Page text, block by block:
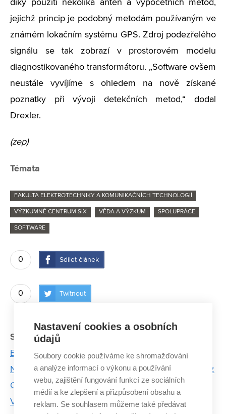
díky použití několika antén a výpočetních metod,
jejichž princip je podobný metodám používaným ve
známém lokačním systému GPS. Zdroj podezřelého
signálu se tak zobrazí v prostorovém modelu
diagnostikovaného transformátoru. „Software ovšem
neustále vyvíjíme s ohledem na nově získané
poznatky při vývoji detekčních metod,“ dodal
Drexler.
(zep)
Témata
FAKULTA ELEKTROTECHNIKY A KOMUNIKAČNÍCH TECHNOLOGIÍ
VÝZKUMNÉ CENTRUM SIX VĚDA A VÝZKUM SPOLUPRÁCE
SOFTWARE
0 Sdílet článek
0 Twítnout
Související články:
Bolesti čelistí pomůže řešit unikátní software
Nedostatek žen v technických oborech řeší studie z
Centra SIX
V laboratořích BDALab analyzují nemoci mozku
Nastavení cookies a osobních
údajů
Soubory cookie používáme ke shromažďování
a analýze informací o výkonu a používání
webu, zajištění fungování funkcí ze sociálních
médií a ke zlepšení a přizpůsobení obsahu a
reklam. Se souhlasem můžeme také předávat